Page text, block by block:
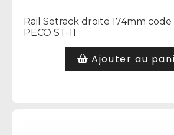
Rail Setrack droite 174mm code
PECO ST-11
Ajouter au